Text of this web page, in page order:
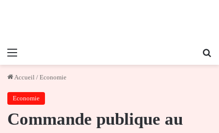
Menu
Accueil / Economie
Economie
Commande publique au